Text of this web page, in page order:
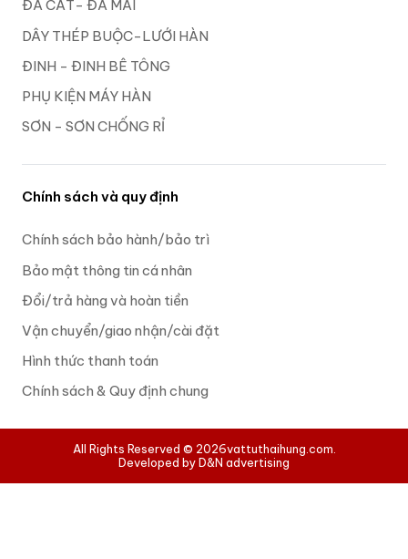
ĐÁ CẮT- ĐÁ MÀI
DÂY THÉP BUỘC-LƯỚI HÀN
ĐINH - ĐINH BÊ TÔNG
PHỤ KIỆN MÁY HÀN
SƠN - SƠN CHỐNG RỈ
Chính sách và quy định
Chính sách bảo hành/bảo trì
Bảo mật thông tin cá nhân
Đổi/trả hàng và hoàn tiền
Vận chuyển/giao nhận/cài đặt
Hình thức thanh toán
Chính sách & Quy định chung
All Rights Reserved © 2026vattuthaihung.com.
Developed by D&N advertising